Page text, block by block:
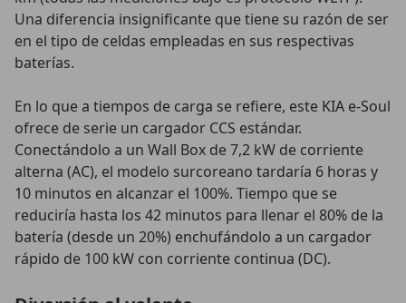
Una diferencia insignificante que tiene su razón de ser
en el tipo de celdas empleadas en sus respectivas
baterías.
En lo que a tiempos de carga se refiere, este KIA e-Soul
ofrece de serie un cargador CCS estándar.
Conectándolo a un Wall Box de 7,2 kW de corriente
alterna (AC), el modelo surcoreano tardaría 6 horas y
10 minutos en alcanzar el 100%. Tiempo que se
reduciría hasta los 42 minutos para llenar el 80% de la
batería (desde un 20%) enchufándolo a un cargador
rápido de 100 kW con corriente continua (DC).